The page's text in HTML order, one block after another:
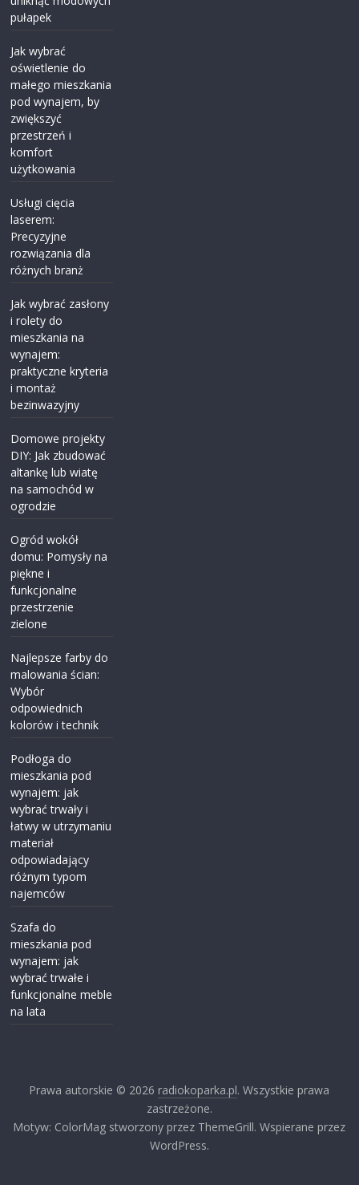
pułapek
Jak wybrać
oświetlenie do
małego mieszkania
pod wynajem, by
zwiększyć
przestrzeń i
komfort
użytkowania
Usługi cięcia
laserem:
Precyzyjne
rozwiązania dla
różnych branż
Jak wybrać zasłony
i rolety do
mieszkania na
wynajem:
praktyczne kryteria
i montaż
bezinwazyjny
Domowe projekty
DIY: Jak zbudować
altankę lub wiatę
na samochód w
ogrodzie
Ogród wokół
domu: Pomysły na
piękne i
funkcjonalne
przestrzenie
zielone
Najlepsze farby do
malowania ścian:
Wybór
odpowiednich
kolorów i technik
Podłoga do
mieszkania pod
wynajem: jak
wybrać trwały i
łatwy w utrzymaniu
materiał
odpowiadający
różnym typom
najemców
Szafa do
mieszkania pod
wynajem: jak
wybrać trwałe i
funkcjonalne meble
na lata
Prawa autorskie © 2026 radiokoparka.pl. Wszystkie prawa
zastrzeżone.
Motyw: ColorMag stworzony przez ThemeGrill. Wspierane przez
WordPress.